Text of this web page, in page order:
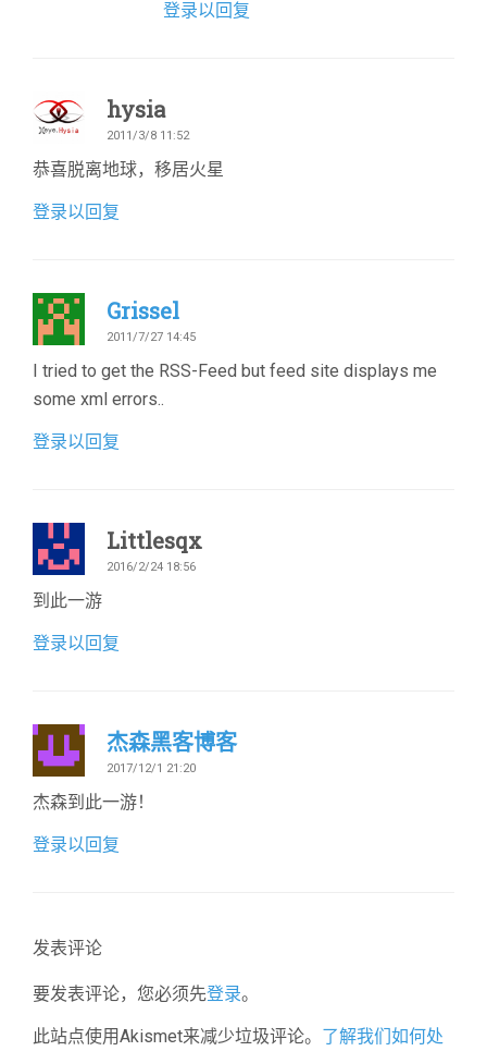
登录以回复
hysia
2011/3/8 11:52
恭喜脱离地球，移居火星
登录以回复
Grissel
2011/7/27 14:45
I tried to get the RSS-Feed but feed site displays me
some xml errors..
登录以回复
Littlesqx
2016/2/24 18:56
到此一游
登录以回复
杰森黑客博客
2017/12/1 21:20
杰森到此一游！
登录以回复
发表评论
要发表评论，您必须先登录。
此站点使用Akismet来减少垃圾评论。 了解我们如何处